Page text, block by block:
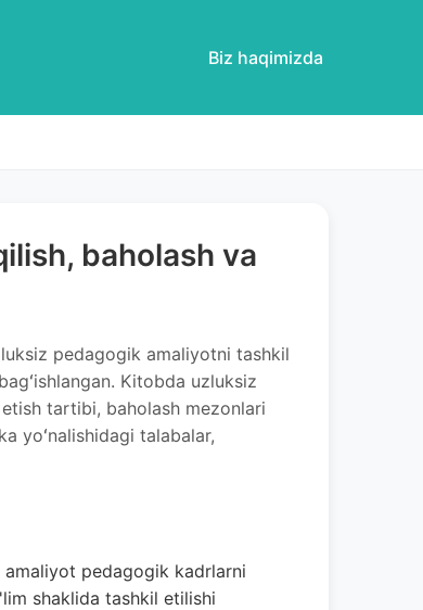
Biz haqimizda
baholash va
pedagogik amaliyotni tashkil
Kitobda uzluksiz
tartibi, baholash mezonlari
yoʻnalishidagi talabalar,
pedagogik kadrlarni
shaklida tashkil etilishi